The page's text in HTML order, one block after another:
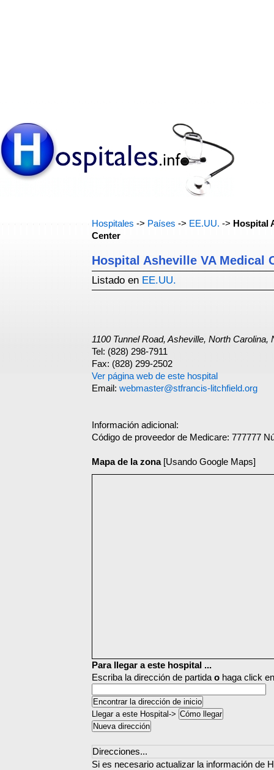
Hospitales -> Países -> EE.UU. -> Hospital
Center
Hospital Asheville VA Medical
Listado en EE.UU.
1100 Tunnel Road, Asheville, North Carolina,
Tel: (828) 298-7911
Fax: (828) 299-2502
Ver página web de este hospital
Email: webmaster@stfrancis-litchfield.org
Información adicional:
Código de proveedor de Medicare: 777777
Mapa de la zona[Usando Google Maps]
Para llegar a este hospital ...
Escriba la dirección de partida o haga click
Llegar a este Hospital->
Direcciones...
Si es necesario actualizar la información de